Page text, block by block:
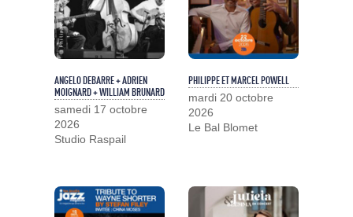
ANGELO DEBARRE + ADRIEN
MOIGNARD + WILLIAM BRUNARD
samedi 17 octobre
2026
Studio Raspail
PHILIPPE ET MARCEL POWELL
mardi 20 octobre
2026
Le Bal Blomet